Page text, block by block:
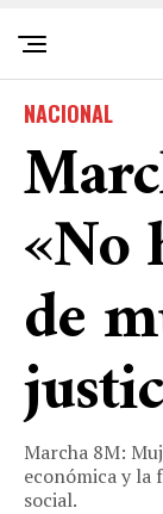
NACIONAL
«No
de
Marcha 8M:
económica y la
social.